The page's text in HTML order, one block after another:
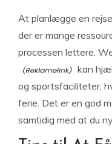
At planlægge en
der er mange
processen lettere.
kan
og sportsfaciliteter,
ferie. Det er en god
samtidig med at du